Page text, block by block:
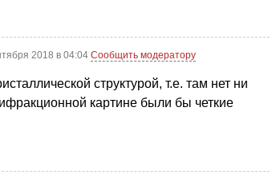
2018 в 04:04Сообщить модератору
структурой, т.е. там нет ни
картине были бы четкие